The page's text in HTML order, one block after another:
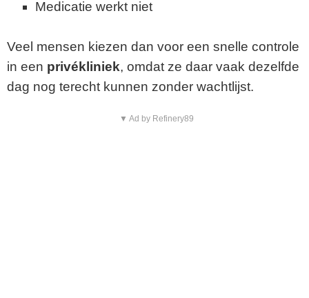
Medicatie werkt niet
Veel mensen kiezen dan voor een snelle controle
in een privékliniek, omdat ze daar vaak dezelfde
dag nog terecht kunnen zonder wachtlijst.
▼ Ad by Refinery89